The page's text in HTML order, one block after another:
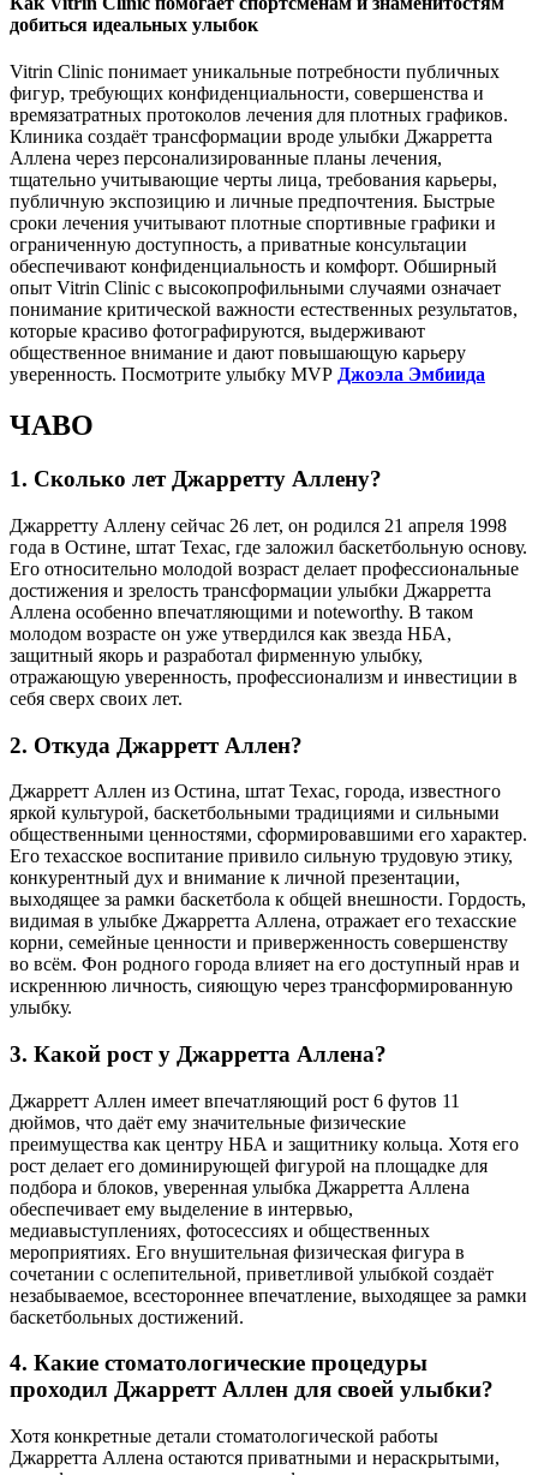
добиться идеальных улыбок
Vitrin Clinic понимает уникальные потребности публичных
фигур, требующих конфиденциальности, совершенства и
времязатратных протоколов лечения для плотных графиков.
Клиника создаёт трансформации вроде улыбки Джарретта
Аллена через персонализированные планы лечения,
тщательно учитывающие черты лица, требования карьеры,
публичную экспозицию и личные предпочтения. Быстрые
сроки лечения учитывают плотные спортивные графики и
ограниченную доступность, а приватные консультации
обеспечивают конфиденциальность и комфорт. Обширный
опыт Vitrin Clinic с высокопрофильными случаями означает
понимание критической важности естественных результатов,
которые красиво фотографируются, выдерживают
общественное внимание и дают повышающую карьеру
уверенность. Посмотрите улыбку MVP Джоэла Эмбиида
ЧАВО
1. Сколько лет Джарретту Аллену?
Джарретту Аллену сейчас 26 лет, он родился 21 апреля 1998
года в Остине, штат Техас, где заложил баскетбольную основу.
Его относительно молодой возраст делает профессиональные
достижения и зрелость трансформации улыбки Джарретта
Аллена особенно впечатляющими и noteworthy. В таком
молодом возрасте он уже утвердился как звезда НБА,
защитный якорь и разработал фирменную улыбку,
отражающую уверенность, профессионализм и инвестиции в
себя сверх своих лет.
2. Откуда Джарретт Аллен?
Джарретт Аллен из Остина, штат Техас, города, известного
яркой культурой, баскетбольными традициями и сильными
общественными ценностями, сформировавшими его характер.
Его техасское воспитание привило сильную трудовую этику,
конкурентный дух и внимание к личной презентации,
выходящее за рамки баскетбола к общей внешности. Гордость,
видимая в улыбке Джарретта Аллена, отражает его техасские
корни, семейные ценности и приверженность совершенству
во всём. Фон родного города влияет на его доступный нрав и
искреннюю личность, сияющую через трансформированную
улыбку.
3. Какой рост у Джарретта Аллена?
Джарретт Аллен имеет впечатляющий рост 6 футов 11
дюймов, что даёт ему значительные физические
преимущества как центру НБА и защитнику кольца. Хотя его
рост делает его доминирующей фигурой на площадке для
подбора и блоков, уверенная улыбка Джарретта Аллена
обеспечивает ему выделение в интервью,
медиавыступлениях, фотосессиях и общественных
мероприятиях. Его внушительная физическая фигура в
сочетании с ослепительной, приветливой улыбкой создаёт
незабываемое, всестороннее впечатление, выходящее за рамки
баскетбольных достижений.
4. Какие стоматологические процедуры
проходил Джарретт Аллен для своей улыбки?
Хотя конкретные детали стоматологической работы
Джарретта Аллена остаются приватными и нераскрытыми,